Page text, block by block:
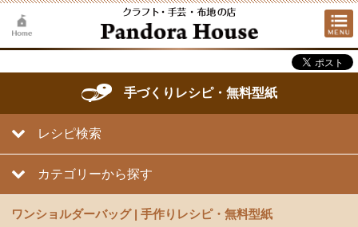
手づくりレシピ・無料型紙
レシピ検索
カテゴリーから探す
ワンショルダーバッグ | 手作りレシピ・無料型紙